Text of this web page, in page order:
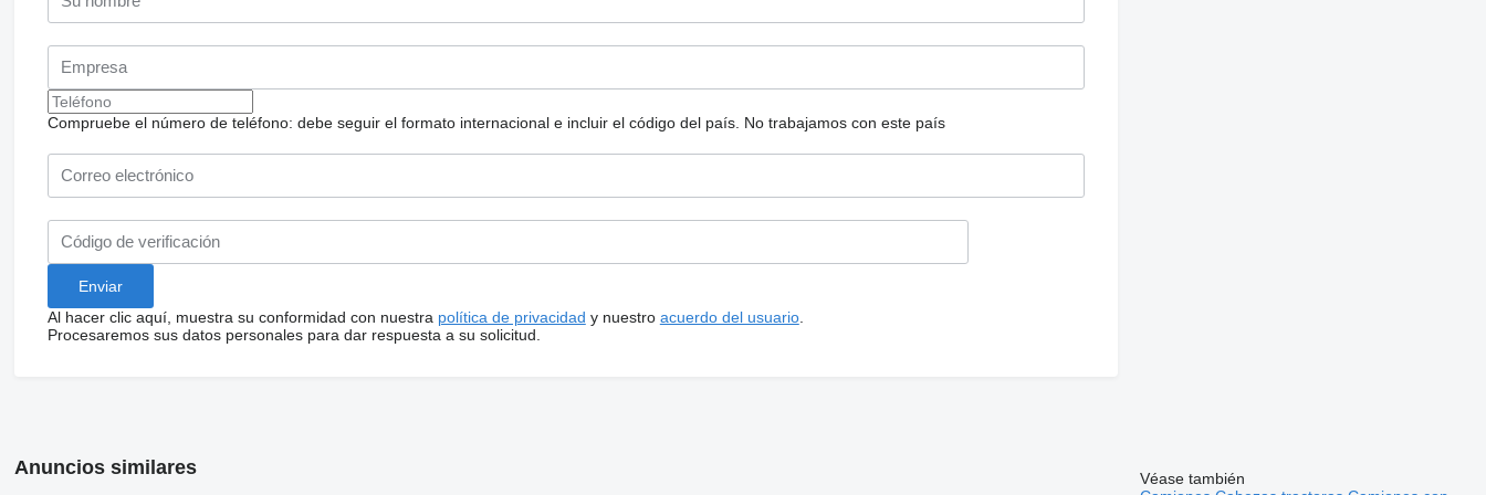
Compruebe el número de teléfono: debe seguir el formato internacional e incluir el código del país. No trabajamos con este país
Al hacer clic aquí, muestra su conformidad con nuestra política de privacidad y nuestro acuerdo del usuario.
Procesaremos sus datos personales para dar respuesta a su solicitud.
Anuncios similares
Véase también